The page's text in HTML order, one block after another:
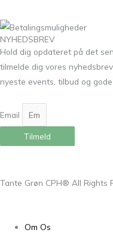
NYHEDSBREV
Hold dig opdateret på det
tilmelde dig vores
nyeste events, tilbud og
Email
Tilmeld
Tante Grøn CPH® All Rights
Om Os